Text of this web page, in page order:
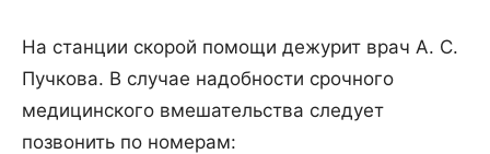
На станции скорой помощи дежурит врач А. С.
Пучкова. В случае надобности срочного
медицинского вмешательства следует
позвонить по номерам: